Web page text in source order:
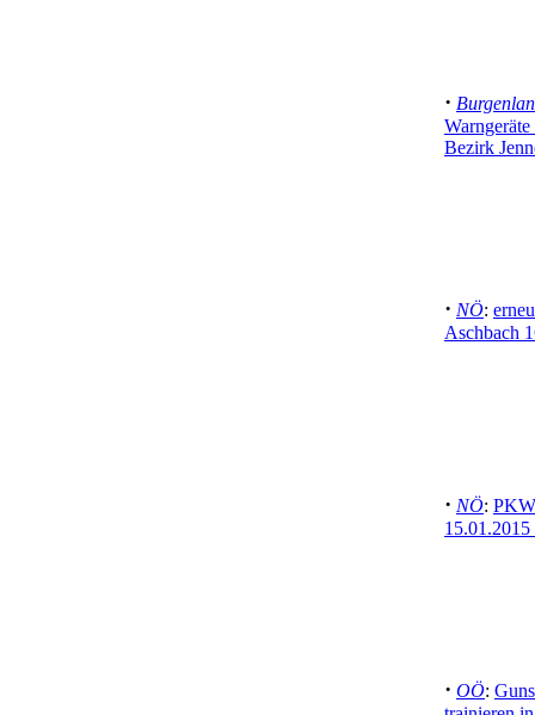
·
Bezirk
· NÖ:
Aschbach
· NÖ:
· OÖ: